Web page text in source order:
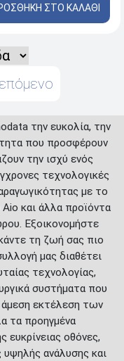
11 Home - White
ΣΤΟ ΚΑΛΑΘΙ
την ευκολία, την
που προσφέρουν
την ισχύ ενός
τεχνολογικές
με το
και άλλα προϊόντα
Εξοικονομήστε
τη ζωή σας πιο
μας διαθέτει
τεχνολογίας,
συστήματα που
άμεση εκτέλεση των
τα προηγμένα
ευκρίνειας οθόνες,
υψηλής ανάλυσης και